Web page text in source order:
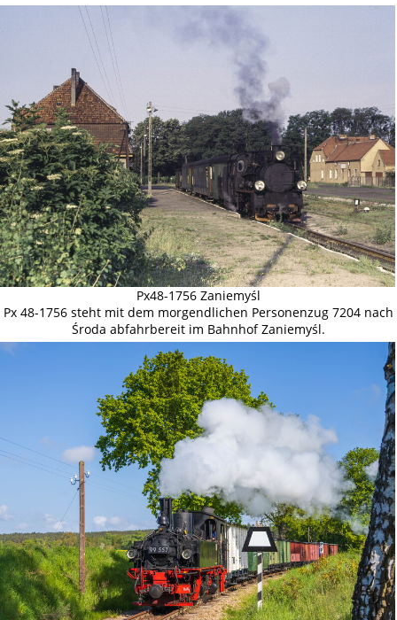
Px48-1756 Zaniemyśl
Px 48-1756 steht mit dem morgendlichen Personenzug 7204 nach
Środa abfahrbereit im Bahnhof Zaniemyśl.